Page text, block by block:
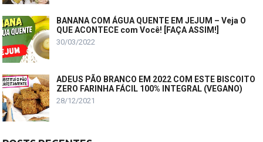
BANANA COM ÁGUA QUENTE EM JEJUM – Veja O
QUE ACONTECE com Você! [FAÇA ASSIM!]
30/03/2022
ADEUS PÃO BRANCO EM 2022 COM ESTE BISCOITO
ZERO FARINHA FÁCIL 100% INTEGRAL (VEGANO)
28/12/2021